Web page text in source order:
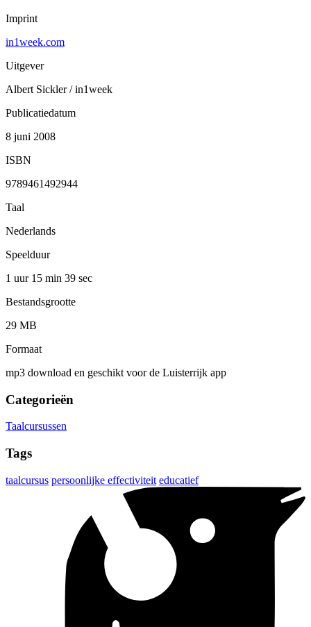
Imprint
in1week.com
Uitgever
Albert Sickler / in1week
Publicatiedatum
8 juni 2008
ISBN
9789461492944
Taal
Nederlands
Speelduur
1 uur 15 min 39 sec
Bestandsgrootte
29 MB
Formaat
mp3 download en geschikt voor de Luisterrijk app
Categorieën
Taalcursussen
Tags
taalcursus persoonlijke effectiviteit educatief